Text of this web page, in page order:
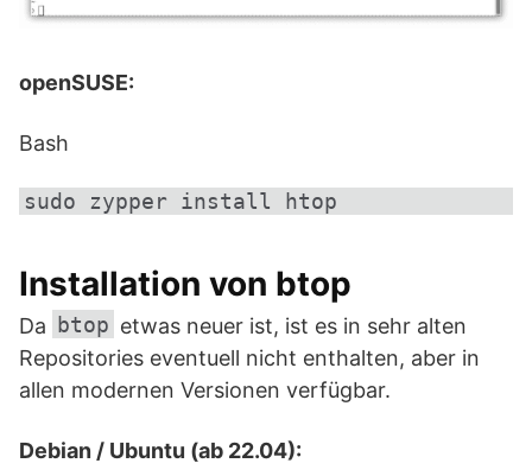
openSUSE:
Bash
Installation von btop
Da btop etwas neuer ist, ist es in sehr alten
Repositories eventuell nicht enthalten, aber in
allen modernen Versionen verfügbar.
Debian / Ubuntu (ab 22.04):